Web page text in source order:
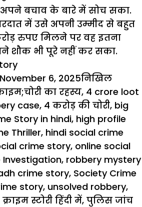
बचाव के बारे में सोच सका.
में उसे अपनी उम्मीद से बहुत
रुपए मिलने पर वह इतना
शौक भी पूरे नहीं कर सका.
November 6, 2025Author
निखिल
Tags
;चोरी का रहस्य, 4 crore loot
case, 4 करोड़ की चोरी, big
Story in hindi, high profile
Thriller, hindi social crime
crime story, online social
Investigation, robbery mystery
crime story, Society Crime
story, unsolved robbery,
क्राइम स्टोरी हिंदी में, पुलिस जांच